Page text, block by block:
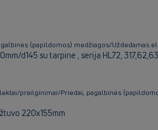
(papildomos) medžiagos/Uždedamas
d145 su tarpine , serija HL72,
prailginimai/Priedai, pagalbinės
220x155mm